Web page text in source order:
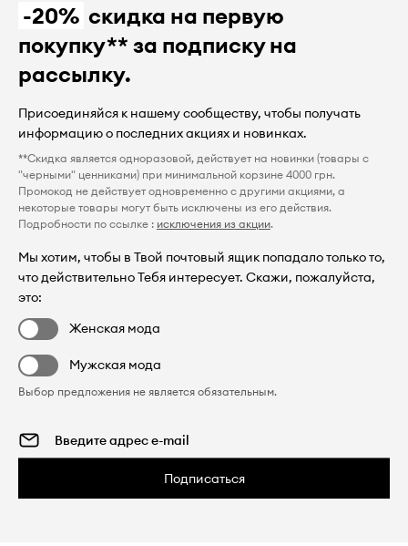
-20% скидка на первую
покупку** за подписку на
рассылку.
Присоединяйся к нашему сообществу, чтобы получать
информацию о последних акциях и новинках.
**Скидка является одноразовой, действует на новинки (товары с
"черными" ценниками) при минимальной корзине 4000 грн.
Промокод не действует одновременно с другими акциями, а
некоторые товары могут быть исключены из его действия.
Подробности по ссылке : исключения из акции.
Мы хотим, чтобы в Твой почтовый ящик попадало только то,
что действительно Тебя интересует. Скажи, пожалуйста,
это:
Женская мода
Мужская мода
Выбор предложения не является обязательным.
Подписаться